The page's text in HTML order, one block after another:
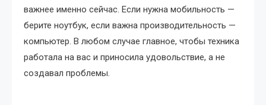
важнее именно сейчас. Если нужна мобильность —
берите ноутбук, если важна производительность —
компьютер. В любом случае главное, чтобы техника
работала на вас и приносила удовольствие, а не
создавал проблемы.